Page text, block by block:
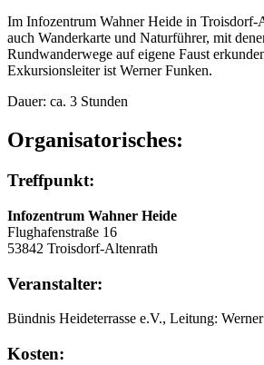
Im Infozentrum Wahner Heide in Troisdorf-
auch Wanderkarte und Naturführer, mit
Rundwanderwege auf eigene Faust
Exkursionsleiter ist Werner Funken.
Dauer: ca. 3 Stunden
Organisatorisches:
Treffpunkt:
Infozentrum Wahner Heide
Flughafenstraße 16
53842 Troisdorf-Altenrath
Veranstalter:
Bündnis Heideterrasse e.V., Leitung:
Kosten: